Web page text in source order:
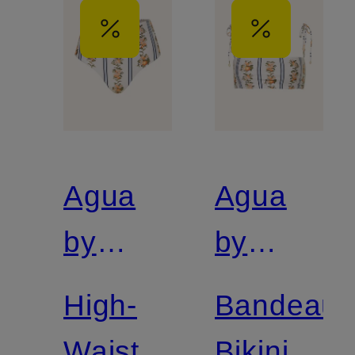
Agua
by
Agua
Bendita
High-
Agua
by
Agua
Bendita
Bandeau-